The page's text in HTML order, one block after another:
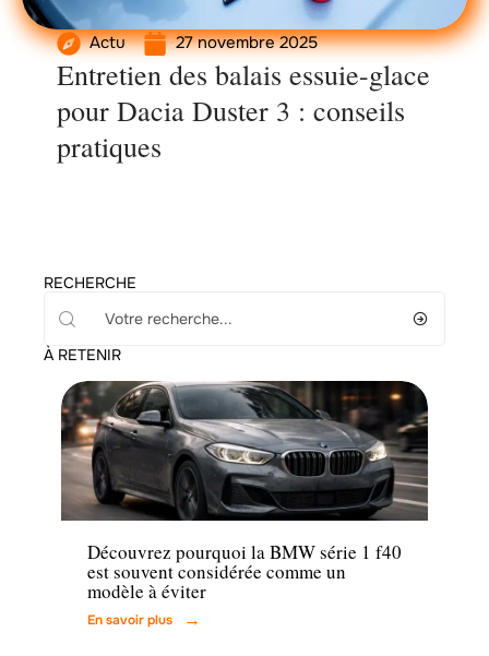
Actu 27 novembre 2025
Entretien des balais essuie-glace
pour Dacia Duster 3 : conseils
pratiques
RECHERCHE
À RETENIR
Actu
Découvrez pourquoi la BMW série 1 f40
est souvent considérée comme un
modèle à éviter
En savoir plus